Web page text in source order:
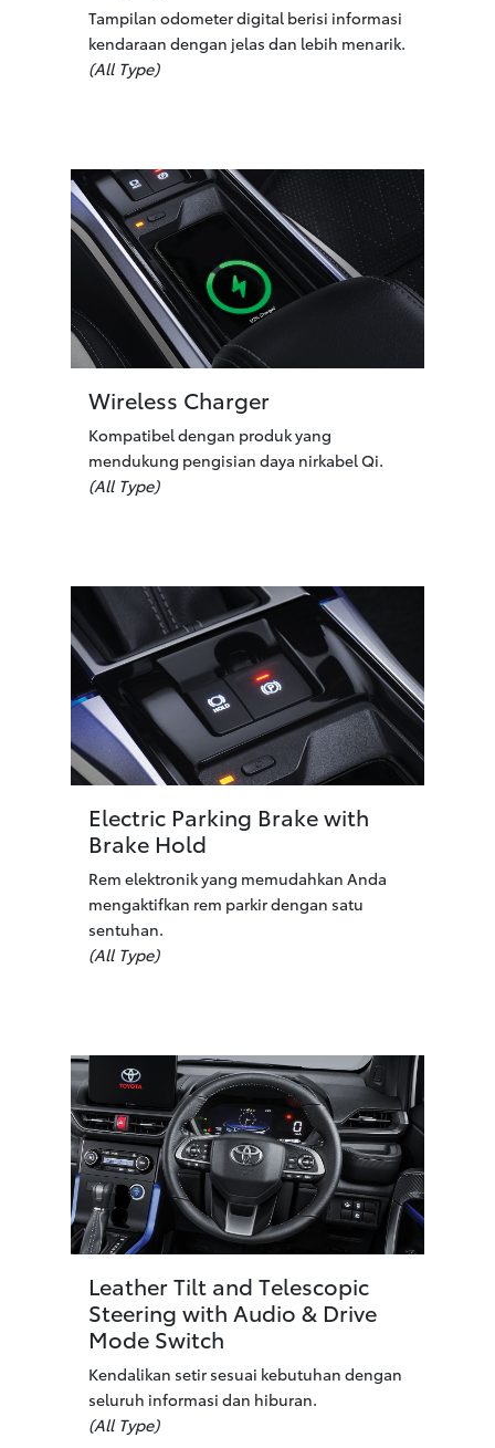
Tampilan odometer digital berisi informasi
kendaraan dengan jelas dan lebih menarik.
(All Type)
Wireless Charger
Kompatibel dengan produk yang
mendukung pengisian daya nirkabel Qi.
(All Type)
Electric Parking Brake with
Brake Hold
Rem elektronik yang memudahkan Anda
mengaktifkan rem parkir dengan satu
sentuhan.
(All Type)
Leather Tilt and Telescopic
Steering with Audio & Drive
Mode Switch
Kendalikan setir sesuai kebutuhan dengan
seluruh informasi dan hiburan.
(All Type)